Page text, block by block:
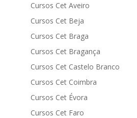
Cursos Cet Aveiro
Cursos Cet Beja
Cursos Cet Braga
Cursos Cet Bragança
Cursos Cet Castelo Branco
Cursos Cet Coimbra
Cursos Cet Évora
Cursos Cet Faro